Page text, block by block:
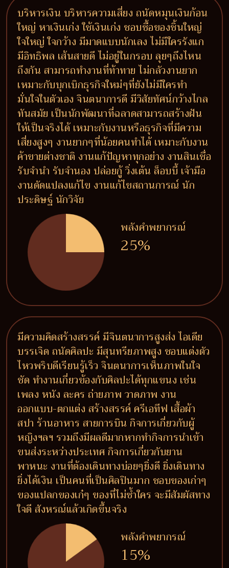
บริหารเงิน บริหารความเสี่ยง ถนัดหมุนเงินก้อน
ใหญ่ หาเงินเก่ง ใช้เงินเก่ง ชอบซื้อของชิ้นใหญ่
ใจใหญ่ ใจกว้าง มีมาดแบบนักเลง ไม่มีใครรังแก
มีอิทธิพล เส้นสายดี ไม่อยู่ในกรอบ ลุยๆถึงไหน
ถึงกัน สามารถทำงานที่ท้าทาย ไม่กลัวงานยาก
เหมาะกับบุกเบิกธุรกิจใหม่ๆที่ยังไม่มีใครทำ
มั่นใจในตัวเอง จินตนาการดี มีวิสัยทัศน์กว้างไกล
ทันสมัย เป็นนักพัฒนาที่ฉลาดสามารถสร้างฝัน
ให้เป็นจริงได้ เหมาะกับงานหรือธุรกิจที่มีความ
เสี่ยงสูงๆ งานยากๆที่น้อยคนทำได้ เหมาะกับงาน
ค้าขายต่างชาติ งานแก้ปัญหาทุกอย่าง งานสินเชื่อ
รับจำนำ รับจำนอง ปล่อยกู้ วิ่งเต้น ล็อบบี้ เจ้ามือ
งานดัดแปลงแก้ไข งานแก้ไขสถานการณ์ นัก
ประดิษฐ์ นักวิจัย
พลังคำพยากรณ์
25%
มีความคิดสร้างสรรค์ มีจินตนาการสูงส่ง ไอเดีย
บรรเจิด ถนัดศิลปะ มีสุนทรียภาพสูง ชอบแต่งตัว
ไหวพริบดีเรียนรู้เร็ว จินตนาการเห็นภาพในใจ
ชัด ทำงานเกี่ยวข้องกับศิลปะได้ทุกแขนง เช่น
เพลง หนัง ละคร ถ่ายภาพ วาดภาพ งาน
ออกแบบ-ตกแต่ง สร้างสรรค์ ครีเอทีฟ เสื้อผ้า
สปา ร้านอาหาร สายการบิน กิจการเกี่ยวกับผู้
หญิงฯลฯ รวมถึงมีผลดีมากหากทำกิจการนำเข้า
ขนส่งระหว่างประเทศ กิจการเกี่ยวกับยาน
พาหนะ งานที่ต้องเดินทางบ่อยๆยิ่งดี ยิ่งเดินทาง
ยิ่งได้เงิน เป็นคนที่เป็นศิลปินมาก ชอบของเก่าๆ
ของแปลกของเก๋ๆ ของที่ไม่ซ้ำใคร จะมีสัมผัสทาง
ใจดี สังหรณ์แล้วเกิดขึ้นจริง
พลังคำพยากรณ์
15%